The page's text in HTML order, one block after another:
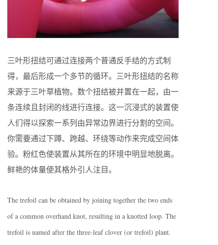
三叶形扭结可通过连接两个普通反手结的方式制
得，最后形成一个多节的循环。三叶形扭结的名称
来源于三叶草植物。数个扭结被并置在一起，由一
条连续且封闭的线进行连接。这一沉浸式的装置使
人们得以探索一系列由异常边界进行分割的空间。
你需要通过下蹲、跨越、环绕等动作来完成空间体
验。粉红色使装置从其所在的环境中明显地脱离。
鲜艳的体量使其格外引人注目。
The trefoil can be obtained by joining together the two ends
of a common overhand knot, resulting in a knotted loop. The
trefoil is named after the three-leaf clover (or trefoil) plant.